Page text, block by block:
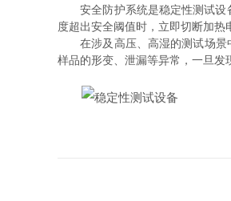
安全防护系统是稳定性测试设备
度超出安全阈值时，立即切断加热
在涉及高压、高湿的测试场景中
样品的形变、泄漏等异常，一旦发